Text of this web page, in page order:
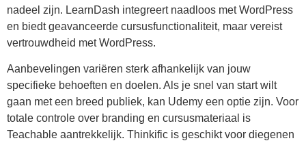
nadeel zijn. LearnDash integreert naadloos met WordPress
en biedt geavanceerde cursusfunctionaliteit, maar vereist
vertrouwdheid met WordPress.
Aanbevelingen variëren sterk afhankelijk van jouw
specifieke behoeften en doelen. Als je snel van start wilt
gaan met een breed publiek, kan Udemy een optie zijn. Voor
totale controle over branding en cursusmateriaal is
Teachable aantrekkelijk. Thinkific is geschikt voor diegenen